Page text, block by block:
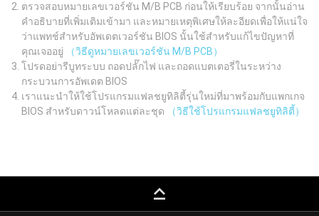
ตรวจสอบหมายเลขเวอร์ชัน M/B PCB ก่อนให้เรียบร้อย จากนั้นอ่าน
คำอธิบายที่เพิ่มเติมเข้ามา และหมายเหตุพิเศษให้ละอียดเพื่อให้แน่ใจ
ว่าแพทช์สำหรับอัพเดตเวอร์ชัน BIOS นั้นใช้สำหรับแก้ไขปัญหาที่
คุณเจออยู่
（วิธีดูหมายเลขเวอร์ชัน M/B PCB）
โปรดอย่ารีบูทระบบ ถอดปลั๊กไฟ และถอดแบตเตอรี่ในระหว่าง
กระบวนการอัพเดต BIOS
เราแนะนำให้ใช้โปรแกรมแฟลชยูทิลิตี้รุ่นใหม่ที่มาพร้อมกับแพกเกจ
BIOS สำหรับดาวน์โหลดแต่ละชุด
（วิธีใช้โปรแกรมแฟลชยูทิลิตี้）
keyboard_capslock